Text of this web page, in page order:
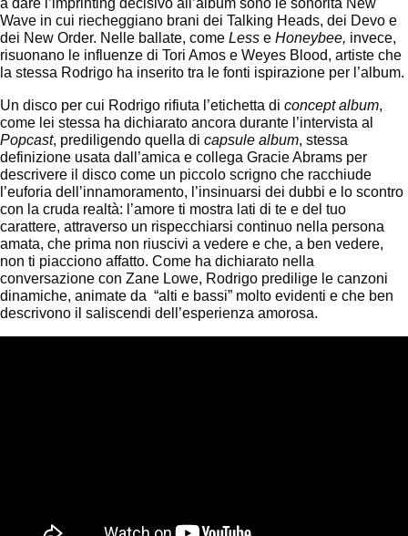
Wave in cui riecheggiano brani dei Talking Heads, dei Devo e
dei New Order. Nelle ballate, come Less e Honeybee, invece,
risuonano le influenze di Tori Amos e Weyes Blood, artiste che
la stessa Rodrigo ha inserito tra le fonti ispirazione per l’album.
Un disco per cui Rodrigo rifiuta l’etichetta di concept album
come lei stessa ha dichiarato ancora durante l’intervista al
Popcast, prediligendo quella di capsule album , stessa
definizione usata dall’amica e collega Gracie Abrams per
descrivere il disco come un piccolo scrigno che racchiude
l’euforia dell’innamoramento, l’insinuarsi dei dubbi e lo scontro
con la cruda realtà: l’amore ti mostra lati di te e del tuo
carattere, attraverso un rispecchiarsi continuo nella persona
amata, che prima non riuscivi a vedere e che, a ben vedere,
non ti piacciono affatto. Come ha dichiarato nella
conversazione con Zane Lowe, Rodrigo predilige le canzoni
dinamiche, animate da “alti e bassi” molto evidenti e che ben
descrivono il saliscendi dell’esperienza amorosa.